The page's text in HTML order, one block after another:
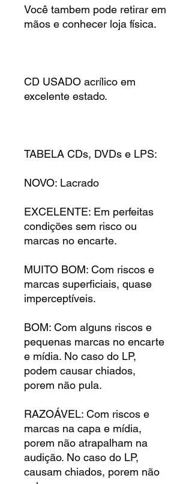
Você tambem pode retirar em
mãos e conhecer loja física.
CD USADO acrílico em
excelente estado.
TABELA CDs, DVDs e LPS:
NOVO: Lacrado
EXCELENTE: Em perfeitas
condições sem risco ou
marcas no encarte.
MUITO BOM: Com riscos e
marcas superficiais, quase
imperceptíveis.
BOM: Com alguns riscos e
pequenas marcas no encarte
e mídia. No caso do LP,
podem causar chiados,
porem não pula.
RAZOÁVEL: Com riscos e
marcas na capa e mídia,
porem não atrapalham na
audição. No caso do LP,
causam chiados, porem não